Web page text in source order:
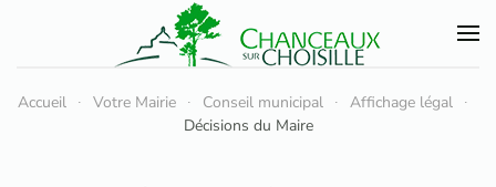
Accéder au contenu principal
Accueil Votre Mairie Conseil municipal
Affichage légal
Décisions du Maire